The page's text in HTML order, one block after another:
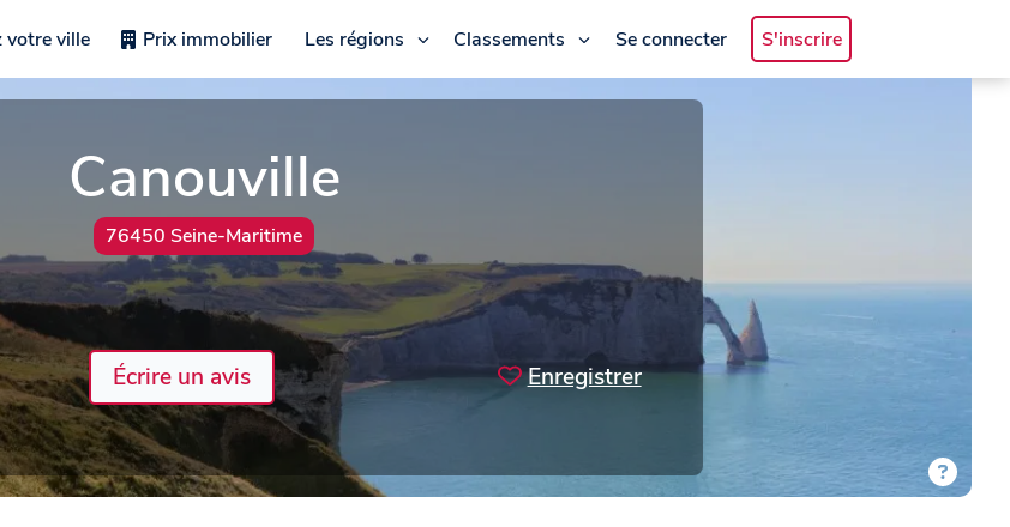
votre ville Prix immobilier Les régions Classements Se connecter S'inscrire
Canouville
76450 Seine-Maritime
Écrire un avis Enregistrer